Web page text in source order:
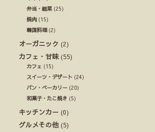
弁当・総菜 (25)
焼肉 (15)
韓国料理(2)
オーガニック (2)
カフェ・甘味(55)
カフェ (15)
スイーツ・デザート (24)
パン・ベーカリー (20)
和菓子・たこ焼き (5)
キッチンカー (0)
グルメその他 (5)